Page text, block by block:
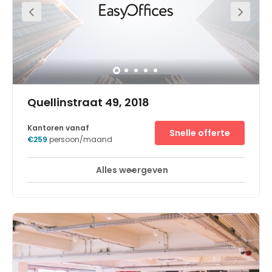
Quellinstraat 49, 2018
Break-Out Ruimtes Business lounge
strategische locatie met veel multinationals. Deze
bedrijven, die actief zijn in uiteenlopende branches zoals
de diamanthandel en de petrochemie, profiteren van een
unieke internationale omgeving, snelle toegang tot een
van de grootste zeehavens van Europa en
treinverbindingen naar Brussel, Amsterdam en
Kantoren vanaf
€259 persoon/maand
Snelle offerte
Alles weergeven